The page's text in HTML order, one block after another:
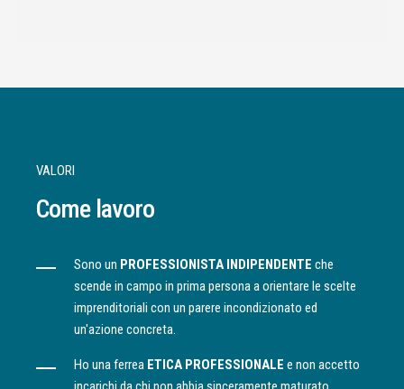
VALORI
Come lavoro
Sono un PROFESSIONISTA INDIPENDENTE che
scende in campo in prima persona a orientare le scelte
imprenditoriali con un parere incondizionato ed
un'azione concreta.
Ho una ferrea ETICA PROFESSIONALE e non accetto